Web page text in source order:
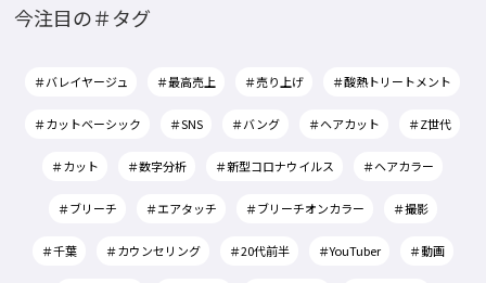
今注目の＃タグ
＃バレイヤージュ ＃最高売上 ＃売り上げ ＃酸熱トリートメント
＃カットベーシック ＃SNS ＃バング ＃ヘアカット ＃Z世代
＃カット ＃数字分析 ＃新型コロナウイルス ＃ヘアカラー
＃ブリーチ ＃エアタッチ ＃ブリーチオンカラー ＃撮影
＃千葉 ＃カウンセリング ＃20代前半 ＃YouTuber ＃動画